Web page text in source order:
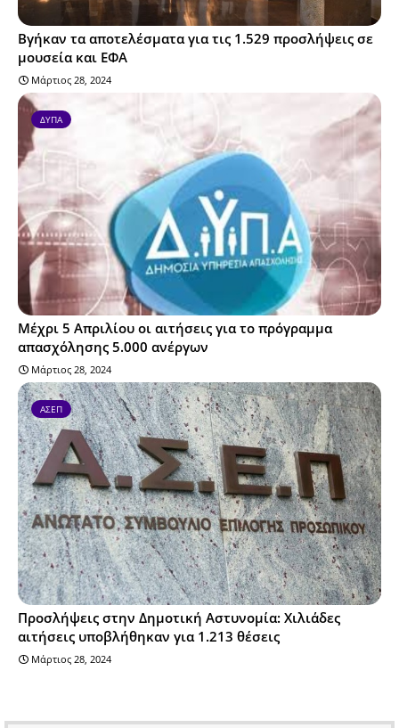
Βγήκαν τα αποτελέσματα για τις 1.529 προσλήψεις σε
μουσεία και ΕΦΑ
Μάρτιος 28, 2024
ΔΥΠΑ
Μέχρι 5 Απριλίου οι αιτήσεις για το πρόγραμμα
απασχόλησης 5.000 ανέργων
Μάρτιος 28, 2024
ΑΣΕΠ
Προσλήψεις στην Δημοτική Αστυνομία: Χιλιάδες
αιτήσεις υποβλήθηκαν για 1.213 θέσεις
Μάρτιος 28, 2024